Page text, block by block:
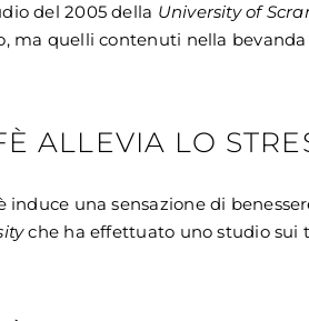
del 2005 della University of
ma quelli contenuti nella
ALLEVIA LO
induce una sensazione di
che ha effettuato uno studio sui